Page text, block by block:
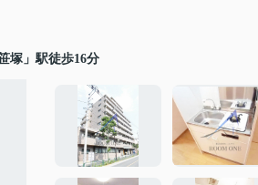
塚」駅徒歩16分